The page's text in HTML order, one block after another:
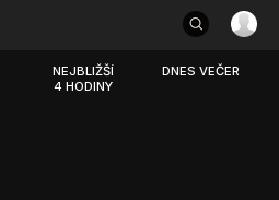
NEJBLIŽŠÍ
4 HODINY
DNES VEČER